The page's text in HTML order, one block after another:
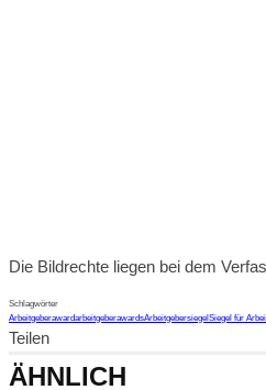
Die Bildrechte liegen bei dem
Schlagwörter
ArbeitgeberawardarbeitgeberawardsArbeitgebersiegel Siegel für
Teilen
ÄHNLICH